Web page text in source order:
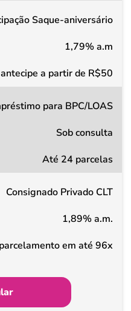
Saque-aniversário
1,79% a.m
antecipe a partir de R$50
para BPC/LOAS
Sob consulta
Até 24 parcelas
Consignado Privado CLT
1,89% a.m.
parcelamento em até 96x